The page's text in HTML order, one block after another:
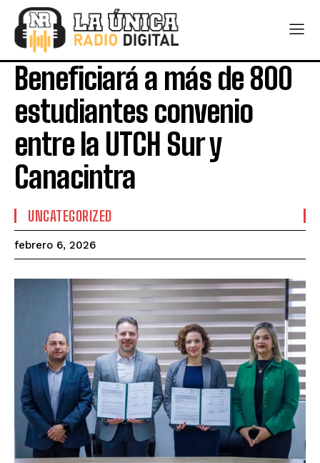
Beneficiará a más de 800
estudiantes convenio
entre la UTCH Sur y
Canacintra
UNCATEGORIZED
febrero 6, 2026